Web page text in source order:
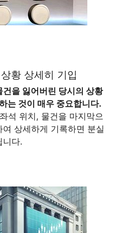
황 상세히 기입
건을 잃어버린 당시의 상황
는 것이 매우 중요합니다.
석 위치, 물건을 마지막으
상세하게 기록하면 분실
니다.